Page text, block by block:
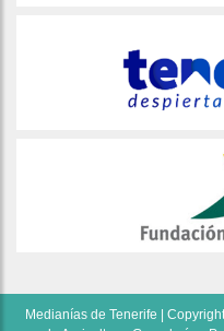
Medianías de Tenerife |